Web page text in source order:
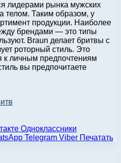
лидерами рынка мужских
телом. Таким образом, у
продукции. Наиболее
брендами — это типы
Braun делает бритвы с
роторный стиль. Это
к личным предпочтениям
вы предпочитаете
Одноклассники
Telegram Viber Печатать